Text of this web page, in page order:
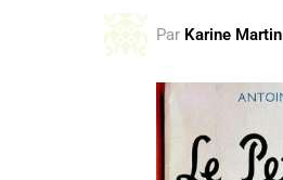
Par Karine Martin